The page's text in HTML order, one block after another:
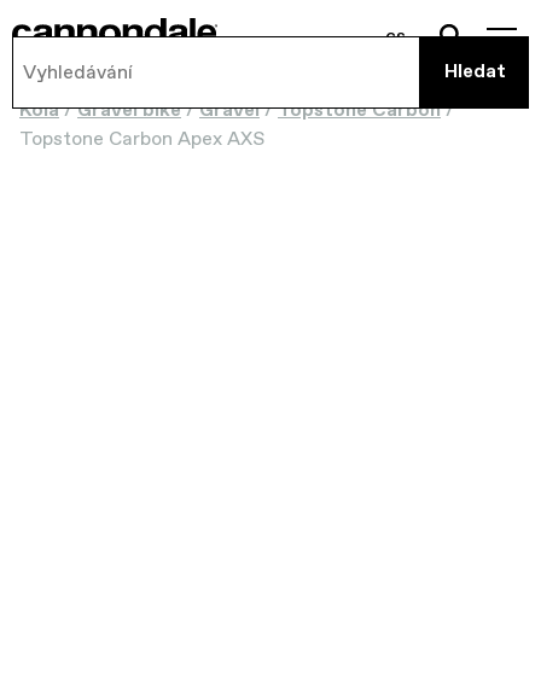
cs
Kola/Gravel bike/Gravel/Topstone Carbon/
Topstone Carbon Apex AXS